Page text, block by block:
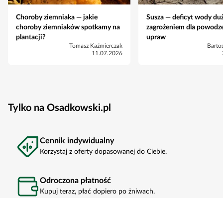
Choroby ziemniaka — jakie
choroby ziemniaków spotkamy na
plantacji?
Tomasz Kaźmierczak
11.07.2026
Susza — deficyt wody
zagrożeniem dla
upraw
Tylko na Osadkowski.pl
Cennik indywidualny
Korzystaj z oferty dopasowanej do Ciebie.
Odroczona płatność
Kupuj teraz, płać dopiero po żniwach.